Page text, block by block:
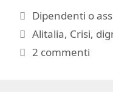
Categorie
Dipendenti o
Tag
Alitalia, Crisi,
2 commenti